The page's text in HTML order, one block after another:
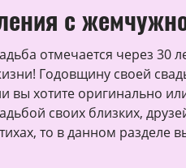
с
отмечается через 30
Годовщину своей
вы хотите оригинально
своих близких,
то в данном разделе